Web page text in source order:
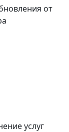
от
услуг